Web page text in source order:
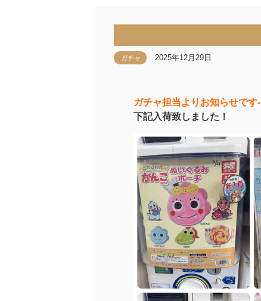
ガチャ 2025年12月29日
ガチャ担当よりお知らせです-
下記入荷致しました！